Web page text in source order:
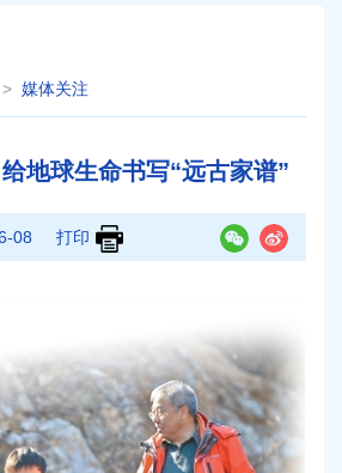
> 媒体关注
给地球生命书写“远古家谱”
08 打印